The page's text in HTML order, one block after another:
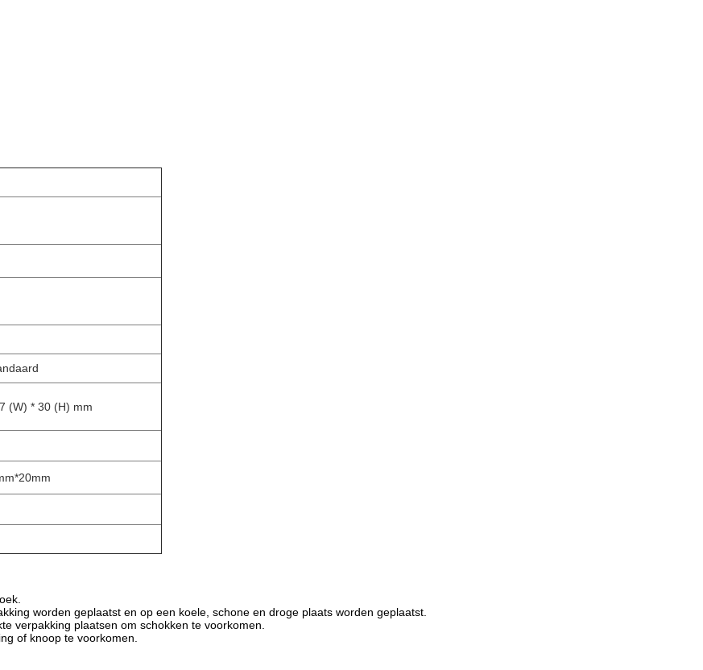
(W) * 30 (H) mm
worden geplaatst en op een koele, schone en droge plaats worden geplaatst.
verpakking plaatsen om schokken te voorkomen.
of knoop te voorkomen.